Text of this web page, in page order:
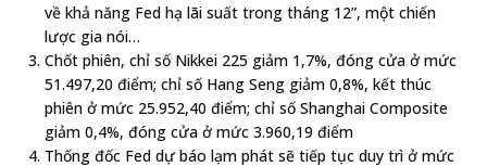
về khả năng Fed hạ lãi suất trong tháng 12”, một chiến
lược gia nói…
Chốt phiên, chỉ số Nikkei 225 giảm 1,7%, đóng cửa ở mức
51.497,20 điểm; chỉ số Hang Seng giảm 0,8%, kết thúc
phiên ở mức 25.952,40 điểm; chỉ số Shanghai Composite
giảm 0,4%, đóng cửa ở mức 3.960,19 điểm
Thống đốc Fed dự báo lạm phát sẽ tiếp tục duy trì ở mức